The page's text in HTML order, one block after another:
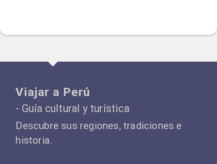
Viajar a Perú
- Guía cultural y turística
Descubre sus regiones, tradiciones e
historia.